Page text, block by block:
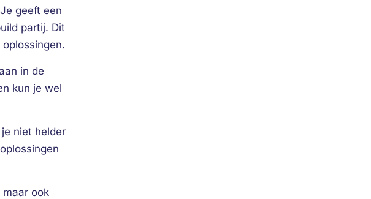
geeft een
partij. Dit
in de
kun je wel
niet helder
ook